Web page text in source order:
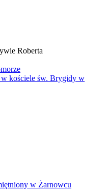
Roberta
kościele św. Brygidy w